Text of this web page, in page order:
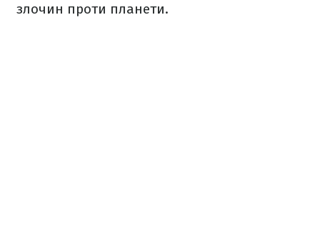
злочин проти планети.